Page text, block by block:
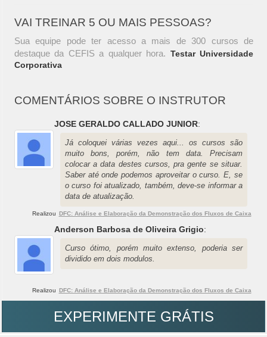
VAI TREINAR 5 OU MAIS PESSOAS?
Sua equipe pode ter acesso a mais de 300 cursos de
destaque da CEFIS a qualquer hora. Testar Universidade
Corporativa
COMENTÁRIOS SOBRE O INSTRUTOR
JOSE GERALDO CALLADO JUNIOR:
Já coloquei várias vezes aqui... os cursos são
muito bons, porém, não tem data. Precisam
colocar a data destes cursos, pra gente se situar.
Saber até onde podemos aproveitar o curso. E, se
o curso foi atualizado, também, deve-se informar a
data de atualização.
Realizou DFC: Análise e Elaboração da Demonstração dos Fluxos de Caixa
Anderson Barbosa de Oliveira Grigio:
Curso ótimo, porém muito extenso, poderia ser
dividido em dois modulos.
Realizou DFC: Análise e Elaboração da Demonstração dos Fluxos de Caixa
EXPERIMENTE GRÁTIS